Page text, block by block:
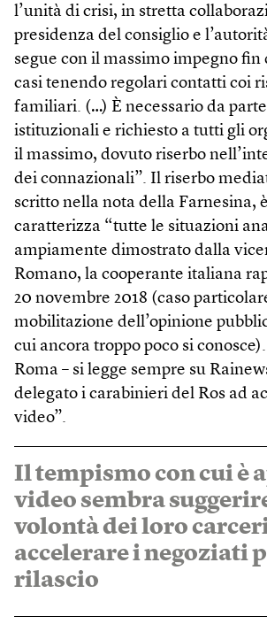
l’unità di crisi, in stretta
presidenza del consiglio e
segue con il massimo impegno fin
casi tenendo regolari contatti coi
familiari. (…) È necessario da
istituzionali e richiesto a tutti gli
il massimo, dovuto riserbo
dei connazionali”. Il riserbo
scritto nella nota della Farnesina,
caratterizza “tutte le situazioni
ampiamente dimostrato dalla
Romano, la cooperante italiana
20 novembre 2018 (caso
mobilitazione dell’opinione
cui ancora troppo poco si
Roma – si legge sempre su
delegato i carabinieri del Ros ad
video”.
Il tempismo con cui è
video sembra
volontà dei loro
accelerare i negoziati
rilascio